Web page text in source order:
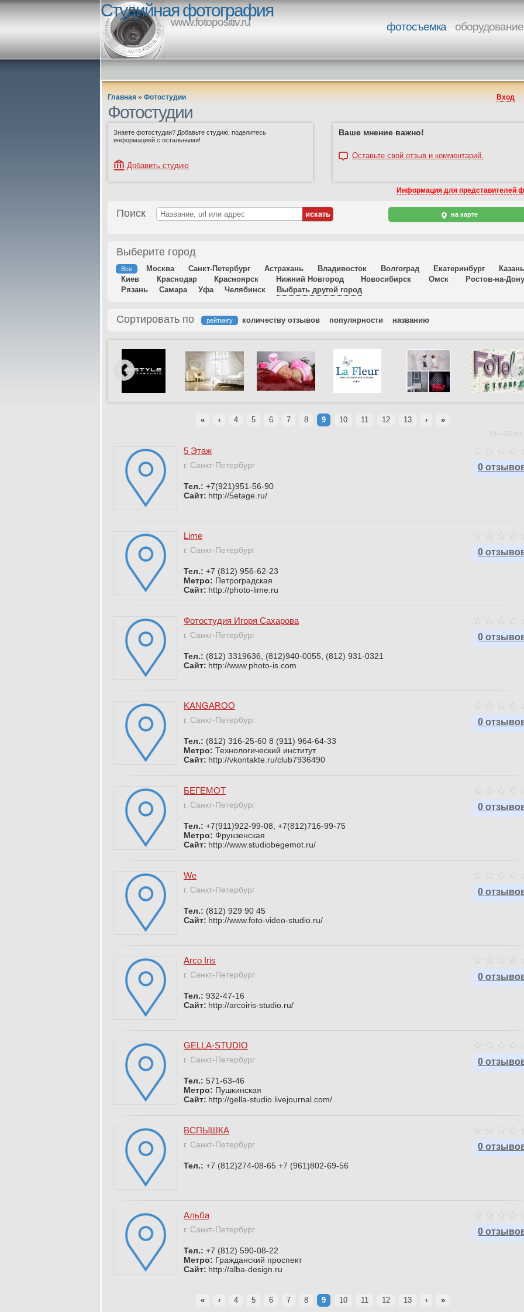
Студийная фотография
www.fotopositiv.ru фотосъемка оборудование
Главная » Фотостудии Вход
Фотостудии
Знаете фотостудии? Добавьте студию, поделитесь
информацией с остальными!
Добавить студию
Ваше мнение важно!
Оставьте свой отзыв и комментарий.
Информация для представителей
Поиск на карте
Выберите город
Все Москва Санкт-Петербург Астрахань Владивосток Волгоград Екатеринбург
Казань
Киев
Краснодар Красноярск Нижний Новгород Новосибирск Омск
Ростов-на-Дону
Рязань
Самара Уфа Челябинск Выбрать другой город
Сортировать по рейтингу количеству отзывов популярности названию
« ‹ 4 5 6 7 8 9 10 11 12 13 › »
0
5 Этаж
г. Санкт-Петербург
Тел.: +7(921)951-56-90
Сайт: http://5etage.ru/
0
Lime
г. Санкт-Петербург
Тел.: +7 (812) 956-62-23
Метро: Петроградская
Сайт: http://photo-lime.ru
0
Фотостудия Игоря Сахарова
г. Санкт-Петербург
Тел.: (812) 3319636, (812)940-0055, (812) 931-0321
Сайт: http://www.photo-is.com
0
KANGAROO
г. Санкт-Петербург
Тел.: (812) 316-25-60 8 (911) 964-64-33
Метро: Технологический институт
Сайт: http://vkontakte.ru/club7936490
0
БЕГЕМОТ
г. Санкт-Петербург
Тел.: +7(911)922-99-08, +7(812)716-99-75
Метро: Фрунзенская
Сайт: http://www.studiobegemot.ru/
0
We
г. Санкт-Петербург
Тел.: (812) 929 90 45
Сайт: http://www.foto-video-studio.ru/
0
Arco Iris
г. Санкт-Петербург
Тел.: 932-47-16
Сайт: http://arcoiris-studio.ru/
0
GELLA-STUDIO
г. Санкт-Петербург
Тел.: 571-63-46
Метро: Пушкинская
Сайт: http://gella-studio.livejournal.com/
0
ВСПЫШКА
г. Санкт-Петербург
Тел.: +7 (812)274-08-65 +7 (961)802-69-56
0
Альба
г. Санкт-Петербург
Тел.: +7 (812) 590-08-22
Метро: Гражданский проспект
Сайт: http://alba-design.ru
« ‹ 4 5 6 7 8 9 10 11 12 13 › »